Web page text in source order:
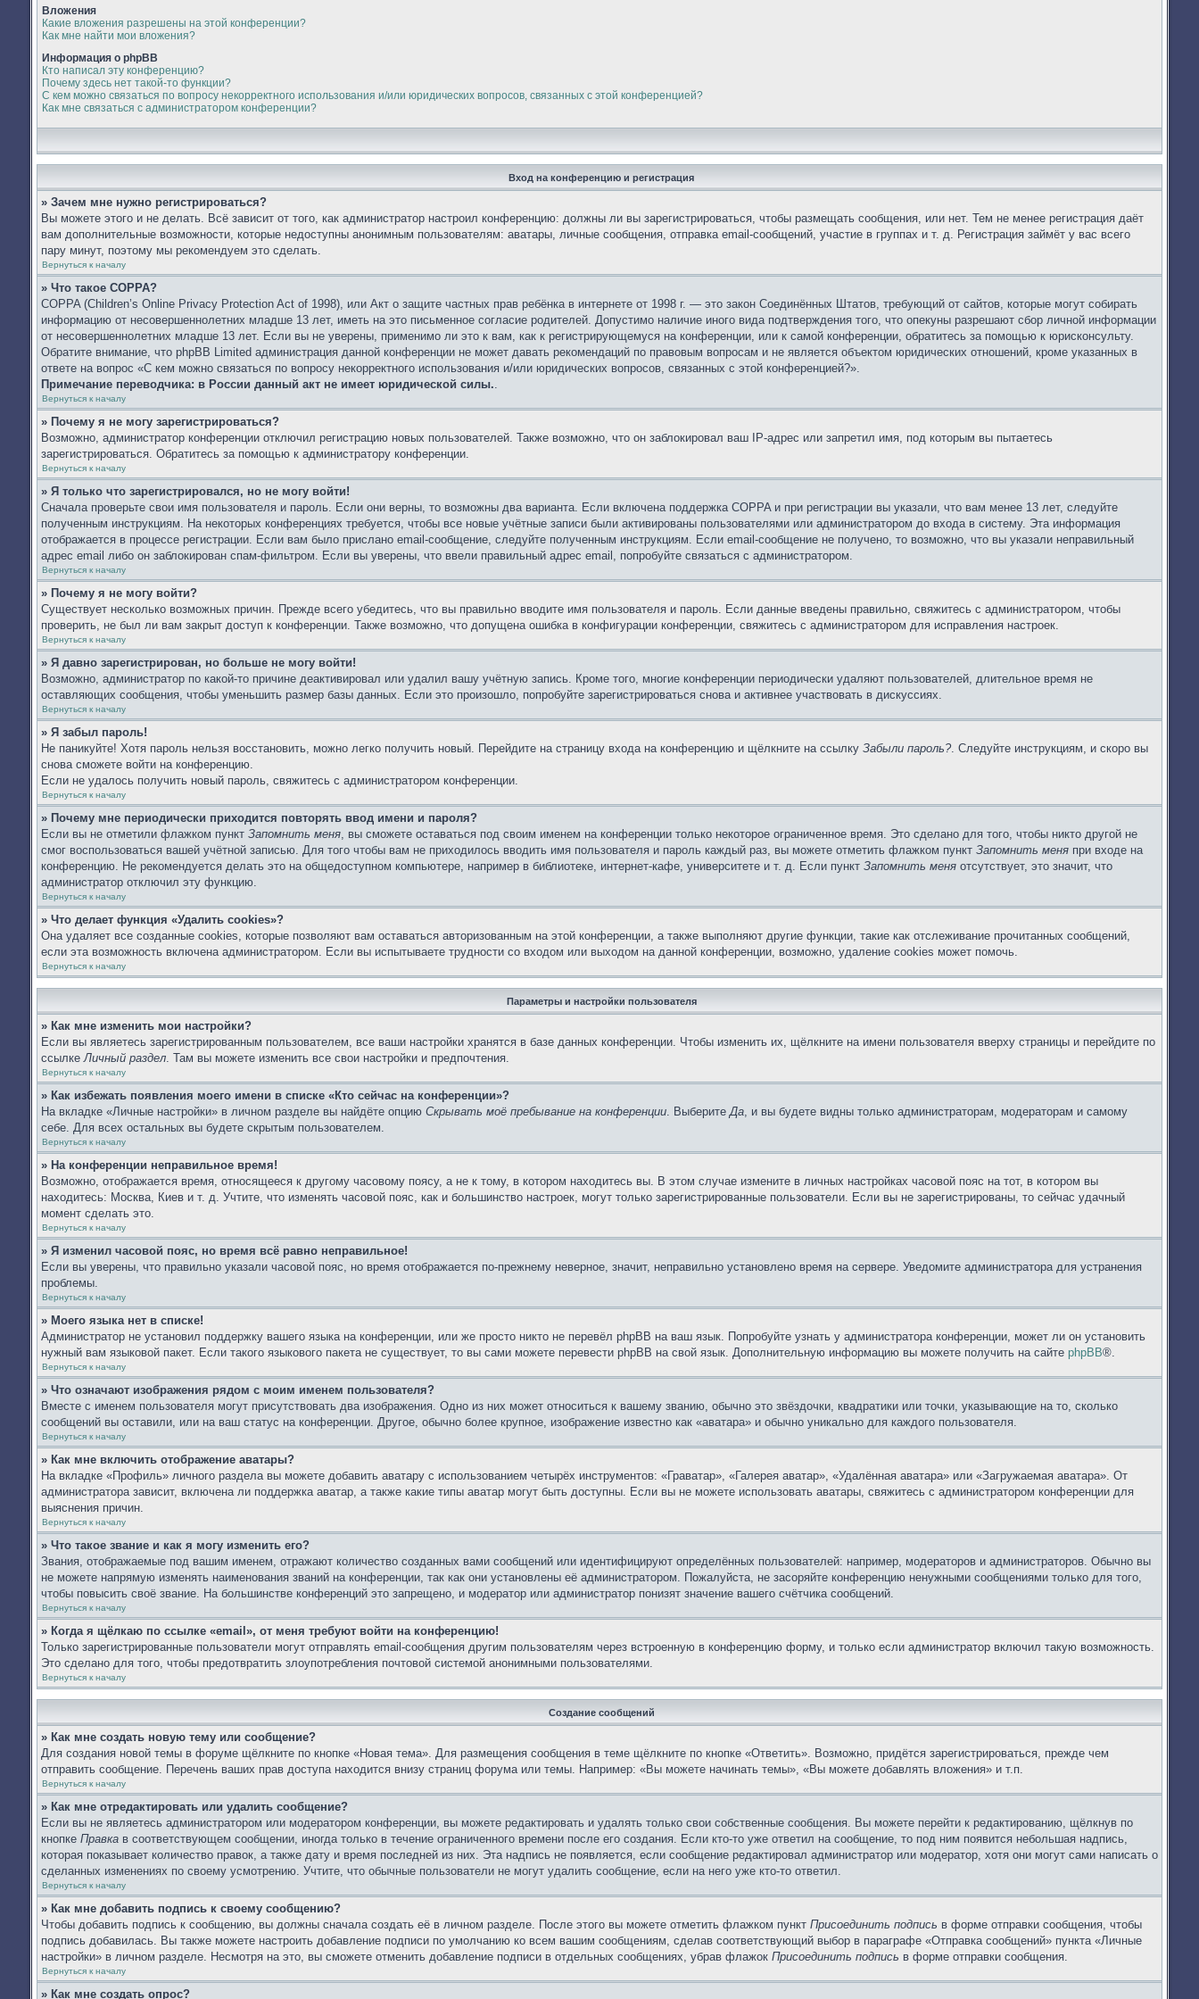
Вложения
Какие вложения разрешены на этой конференции?
Как мне найти мои вложения?
Информация о phpBB
Кто написал эту конференцию?
Почему здесь нет такой-то функции?
С кем можно связаться по вопросу некорректного использования и/или юридических вопросов, связанных с этой конференцией?
Как мне связаться с администратором конференции?
Вход на конференцию и регистрация
» Зачем мне нужно регистрироваться?
Вы можете этого и не делать. Всё зависит от того, как администратор настроил конференцию: должны ли вы зарегистрироваться, чтобы размещать сообщения, или нет. Тем не менее регистрация даёт
вам дополнительные возможности, которые недоступны анонимным пользователям: аватары, личные сообщения, отправка email-сообщений, участие в группах и т. д. Регистрация займёт у вас всего
пару минут, поэтому мы рекомендуем это сделать.
Вернуться к началу
» Что такое COPPA?
COPPA (Children’s Online Privacy Protection Act of 1998), или Акт о защите частных прав ребёнка в интернете от 1998 г. — это закон Соединённых Штатов, требующий от сайтов, которые могут собирать
информацию от несовершеннолетних младше 13 лет, иметь на это письменное согласие родителей. Допустимо наличие иного вида подтверждения того, что опекуны разрешают сбор личной информации
от несовершеннолетних младше 13 лет. Если вы не уверены, применимо ли это к вам, как к регистрирующемуся на конференции, или к самой конференции, обратитесь за помощью к юрисконсульту.
Обратите внимание, что phpBB Limited администрация данной конференции не может давать рекомендаций по правовым вопросам и не является объектом юридических отношений, кроме указанных в
ответе на вопрос «С кем можно связаться по вопросу некорректного использования и/или юридических вопросов, связанных с этой конференцией?».
Примечание переводчика: в России данный акт не имеет юридической силы..
Вернуться к началу
» Почему я не могу зарегистрироваться?
Возможно, администратор конференции отключил регистрацию новых пользователей. Также возможно, что он заблокировал ваш IP-адрес или запретил имя, под которым вы пытаетесь
зарегистрироваться. Обратитесь за помощью к администратору конференции.
Вернуться к началу
» Я только что зарегистрировался, но не могу войти!
Сначала проверьте свои имя пользователя и пароль. Если они верны, то возможны два варианта. Если включена поддержка COPPA и при регистрации вы указали, что вам менее 13 лет, следуйте
полученным инструкциям. На некоторых конференциях требуется, чтобы все новые учётные записи были активированы пользователями или администратором до входа в систему. Эта информация
отображается в процессе регистрации. Если вам было прислано email-сообщение, следуйте полученным инструкциям. Если email-сообщение не получено, то возможно, что вы указали неправильный
адрес email либо он заблокирован спам-фильтром. Если вы уверены, что ввели правильный адрес email, попробуйте связаться с администратором.
Вернуться к началу
» Почему я не могу войти?
Существует несколько возможных причин. Прежде всего убедитесь, что вы правильно вводите имя пользователя и пароль. Если данные введены правильно, свяжитесь с администратором, чтобы
проверить, не был ли вам закрыт доступ к конференции. Также возможно, что допущена ошибка в конфигурации конференции, свяжитесь с администратором для исправления настроек.
Вернуться к началу
» Я давно зарегистрирован, но больше не могу войти!
Возможно, администратор по какой-то причине деактивировал или удалил вашу учётную запись. Кроме того, многие конференции периодически удаляют пользователей, длительное время не
оставляющих сообщения, чтобы уменьшить размер базы данных. Если это произошло, попробуйте зарегистрироваться снова и активнее участвовать в дискуссиях.
Вернуться к началу
» Я забыл пароль!
Не паникуйте! Хотя пароль нельзя восстановить, можно легко получить новый. Перейдите на страницу входа на конференцию и щёлкните на ссылку Забыли пароль?. Следуйте инструкциям, и скоро вы
снова сможете войти на конференцию.
Если не удалось получить новый пароль, свяжитесь с администратором конференции.
Вернуться к началу
» Почему мне периодически приходится повторять ввод имени и пароля?
Если вы не отметили флажком пункт Запомнить меня, вы сможете оставаться под своим именем на конференции только некоторое ограниченное время. Это сделано для того, чтобы никто другой не
смог воспользоваться вашей учётной записью. Для того чтобы вам не приходилось вводить имя пользователя и пароль каждый раз, вы можете отметить флажком пункт Запомнить меня при входе на
конференцию. Не рекомендуется делать это на общедоступном компьютере, например в библиотеке, интернет-кафе, университете и т. д. Если пункт Запомнить меня отсутствует, это значит, что
администратор отключил эту функцию.
Вернуться к началу
» Что делает функция «Удалить cookies»?
Она удаляет все созданные cookies, которые позволяют вам оставаться авторизованным на этой конференции, а также выполняют другие функции, такие как отслеживание прочитанных сообщений,
если эта возможность включена администратором. Если вы испытываете трудности со входом или выходом на данной конференции, возможно, удаление cookies может помочь.
Вернуться к началу
Параметры и настройки пользователя
» Как мне изменить мои настройки?
Если вы являетесь зарегистрированным пользователем, все ваши настройки хранятся в базе данных конференции. Чтобы изменить их, щёлкните на имени пользователя вверху страницы и перейдите по
ссылкеЛичный раздел. Там вы можете изменить все свои настройки и предпочтения.
Вернуться к началу
» Как избежать появления моего имени в списке «Кто сейчас на конференции»?
На вкладке «Личные настройки» в личном разделе вы найдёте опцию Скрывать моё пребывание на конференции. ВыберитеДа, и вы будете видны только администраторам, модераторам и самому
себе. Для всех остальных вы будете скрытым пользователем.
Вернуться к началу
» На конференции неправильное время!
Возможно, отображается время, относящееся к другому часовому поясу, а не к тому, в котором находитесь вы. В этом случае измените в личных настройках часовой пояс на тот, в котором вы
находитесь: Москва, Киев и т. д. Учтите, что изменять часовой пояс, как и большинство настроек, могут только зарегистрированные пользователи. Если вы не зарегистрированы, то сейчас удачный
момент сделать это.
Вернуться к началу
» Я изменил часовой пояс, но время всё равно неправильное!
Если вы уверены, что правильно указали часовой пояс, но время отображается по-прежнему неверное, значит, неправильно установлено время на сервере. Уведомите администратора для устранения
проблемы.
Вернуться к началу
» Моего языка нет в списке!
Администратор не установил поддержку вашего языка на конференции, или же просто никто не перевёл phpBB на ваш язык. Попробуйте узнать у администратора конференции, может ли он установить
нужный вам языковой пакет. Если такого языкового пакета не существует, то вы сами можете перевести phpBB на свой язык. Дополнительную информацию вы можете получить на сайте phpBB®.
Вернуться к началу
» Что означают изображения рядом с моим именем пользователя?
Вместе с именем пользователя могут присутствовать два изображения. Одно из них может относиться к вашему званию, обычно это звёздочки, квадратики или точки, указывающие на то, сколько
сообщений вы оставили, или на ваш статус на конференции. Другое, обычно более крупное, изображение известно как «аватара» и обычно уникально для каждого пользователя.
Вернуться к началу
» Как мне включить отображение аватары?
На вкладке «Профиль» личного раздела вы можете добавить аватару с использованием четырёх инструментов: «Граватар», «Галерея аватар», «Удалённая аватара» или «Загружаемая аватара». От
администратора зависит, включена ли поддержка аватар, а также какие типы аватар могут быть доступны. Если вы не можете использовать аватары, свяжитесь с администратором конференции для
выяснения причин.
Вернуться к началу
» Что такое звание и как я могу изменить его?
Звания, отображаемые под вашим именем, отражают количество созданных вами сообщений или идентифицируют определённых пользователей: например, модераторов и администраторов. Обычно вы
не можете напрямую изменять наименования званий на конференции, так как они установлены её администратором. Пожалуйста, не засоряйте конференцию ненужными сообщениями только для того,
чтобы повысить своё звание. На большинстве конференций это запрещено, и модератор или администратор понизят значение вашего счётчика сообщений.
Вернуться к началу
» Когда я щёлкаю по ссылке «email», от меня требуют войти на конференцию!
Только зарегистрированные пользователи могут отправлять email-сообщения другим пользователям через встроенную в конференцию форму, и только если администратор включил такую возможность.
Это сделано для того, чтобы предотвратить злоупотребления почтовой системой анонимными пользователями.
Вернуться к началу
Создание сообщений
» Как мне создать новую тему или сообщение?
Для создания новой темы в форуме щёлкните по кнопке «Новая тема». Для размещения сообщения в теме щёлкните по кнопке «Ответить». Возможно, придётся зарегистрироваться, прежде чем
отправить сообщение. Перечень ваших прав доступа находится внизу страниц форума или темы. Например: «Вы можете начинать темы», «Вы можете добавлять вложения» и т.п.
Вернуться к началу
» Как мне отредактировать или удалить сообщение?
Если вы не являетесь администратором или модератором конференции, вы можете редактировать и удалять только свои собственные сообщения. Вы можете перейти к редактированию, щёлкнув по
кнопке Правка в соответствующем сообщении, иногда только в течение ограниченного времени после его создания. Если кто-то уже ответил на сообщение, то под ним появится небольшая надпись,
которая показывает количество правок, а также дату и время последней из них. Эта надпись не появляется, если сообщение редактировал администратор или модератор, хотя они могут сами написать о
сделанных изменениях по своему усмотрению. Учтите, что обычные пользователи не могут удалить сообщение, если на него уже кто-то ответил.
Вернуться к началу
» Как мне добавить подпись к своему сообщению?
Чтобы добавить подпись к сообщению, вы должны сначала создать её в личном разделе. После этого вы можете отметить флажком пункт Присоединить подпись в форме отправки сообщения, чтобы
подпись добавилась. Вы также можете настроить добавление подписи по умолчанию ко всем вашим сообщениям, сделав соответствующий выбор в параграфе «Отправка сообщений» пункта «Личные
настройки» в личном разделе. Несмотря на это, вы сможете отменить добавление подписи в отдельных сообщениях, убрав флажок Присоединить подпись в форме отправки сообщения.
Вернуться к началу
» Как мне создать опрос?